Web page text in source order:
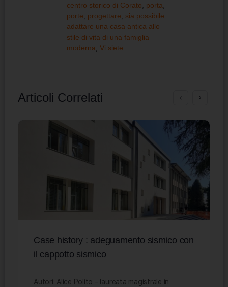
centro storico di Corato
porta
porte
progettare
sia possibile
adattare una casa antica allo
stile di vita di una famiglia
moderna Vi siete
Articoli Correlati
Case history : adeguamento sismico con
il cappotto sismico
Autori: Alice Polito – laureata magistrale in